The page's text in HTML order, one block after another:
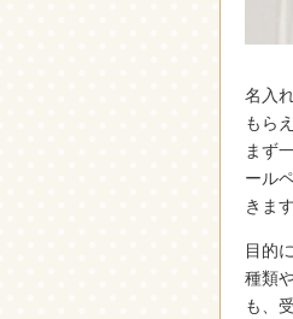
名入
もら
まず
ール
きま
目的
種類
も、